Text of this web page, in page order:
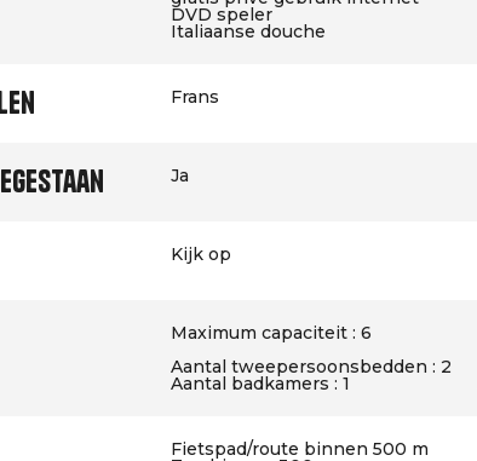
DVD speler
Italiaanse douche
Frans
Ja
Kijk op
Maximum capaciteit : 6
Aantal tweepersoonsbedden : 2
Aantal badkamers : 1
Fietspad/route binnen 500 m